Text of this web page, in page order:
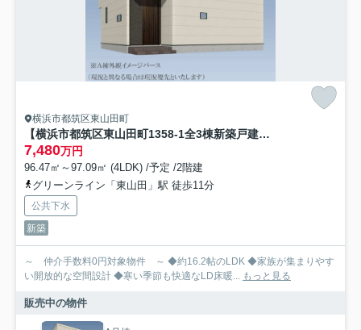
横浜市都筑区東山田町
【横浜市都筑区東山田町1358-1全3棟新築戸建て】★仲介手数料無料★（山田小学校・東山田中学校）
7,480万円
96.47㎡～97.09㎡ (4LDK) /予定 /2階建
グリーンライン「東山田」駅 徒歩11分
公共下水
新築
～ 仲介手数料0円対象物件 ～ ◆約16.2帖のLDK ◆家族が集まりやす
い開放的な空間設計 ◆寒い季節も快適なLD床暖... もっと見る
販売中の物件